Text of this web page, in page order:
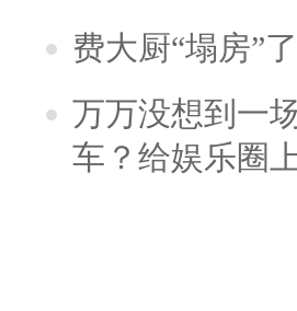
费大厨“塌房”
万万没想到一
车？给娱乐圈